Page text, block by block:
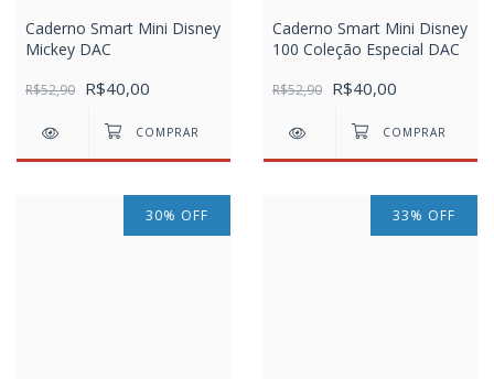
Caderno Smart Mini Disney
Mickey DAC
R$52,90 R$40,00
Caderno Smart Mini Disney
100 Coleção Especial DAC
R$52,90 R$40,00
30% OFF 33% OFF